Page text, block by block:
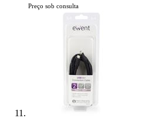
Preço sob consulta